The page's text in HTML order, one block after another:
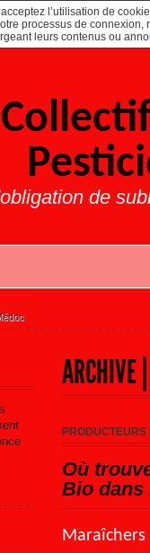
de
ARCHIVE
Où
Bio dans
l’utilisation de
processus de
leurs contenus ou